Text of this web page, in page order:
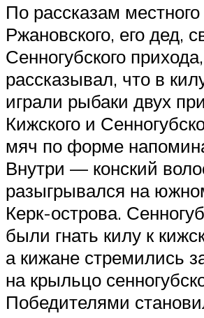
По рассказам
Ржановского, его дед,
Сенногубского прихода,
рассказывал, что в
играли рыбаки двух
Кижского и
мяч по форме
Внутри — конский
разыгрывался на
Керк-острова.
были гнать килу к
а кижане стремились
на крыльцо
Победителями